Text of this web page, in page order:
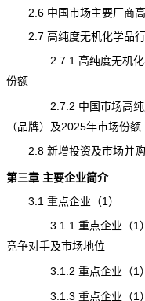
2.6 中国市场主要厂商高
2.7 高纯度无机化学品行
2.7.1 高纯度无机化学
份额
2.7.2 中国市场高纯度
（品牌）及2025年市场份额
2.8 新增投资及市场并
第三章 主要企业简介
3.1 重点企业（1）
3.1.1 重点企业（1）基
竞争对手及市场地位
3.1.2 重点企业（1） 高
3.1.3 重点企业（1）在